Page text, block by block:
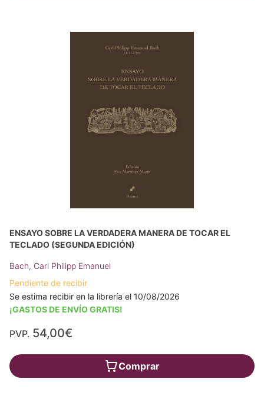
ENSAYO SOBRE LA VERDADERA MANERA DE TOCAR EL
TECLADO (SEGUNDA EDICIÓN)
Bach, Carl Philipp Emanuel
Pendiente de recibir
Se estima recibir en la librería el 10/08/2026
¡GASTOS DE ENVÍO GRATIS!
PVP. 54,00€
Comprar